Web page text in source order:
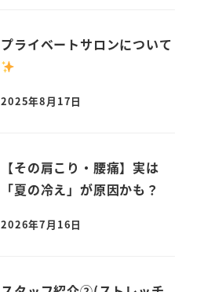
プライベートサロンについて
2025年8月17日
【その肩こり・腰痛】実は
「夏の冷え」が原因かも？
2026年7月16日